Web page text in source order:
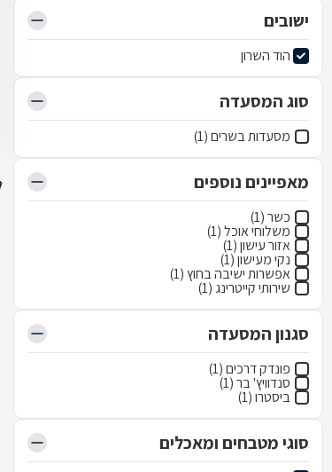
ישובים
הוד השרון
סוג המסעדה
מסעדות בשרים (1)
מאפיינים נוספים
כשר (1)
משלוחי אוכל (1)
אזור עישון (1)
נקי מעישון (1)
אפשרות ישיבה בחוץ (1)
שירותי קייטרינג (1)
סגנון המסעדה
פונדק דרכים (1)
סנדוויץ' בר (1)
ביסטרו (1)
סוגי מטבחים ומאכלים